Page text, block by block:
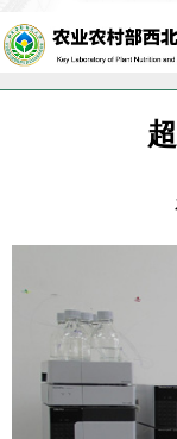
科研队伍
科学研究
开放交流
运行管理